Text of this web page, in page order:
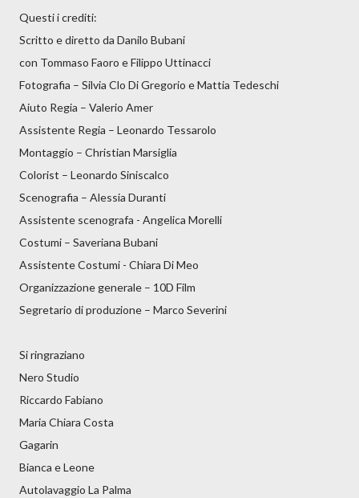
Questi i crediti:
Scritto e diretto da Danilo Bubani
con Tommaso Faoro e Filippo Uttinacci
Fotografia – Silvia Clo Di Gregorio e Mattia Tedeschi
Aiuto Regia – Valerio Amer
Assistente Regia – Leonardo Tessarolo
Montaggio – Christian Marsiglia
Colorist – Leonardo Siniscalco
Scenografia – Alessia Duranti
Assistente scenografa - Angelica Morelli
Costumi – Saveriana Bubani
Assistente Costumi - Chiara Di Meo
Organizzazione generale – 10D Film
Segretario di produzione – Marco Severini
Si ringraziano
Nero Studio
Riccardo Fabiano
Maria Chiara Costa
Gagarin
Bianca e Leone
Autolavaggio La Palma